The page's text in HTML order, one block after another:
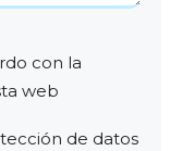
con la
web
de datos